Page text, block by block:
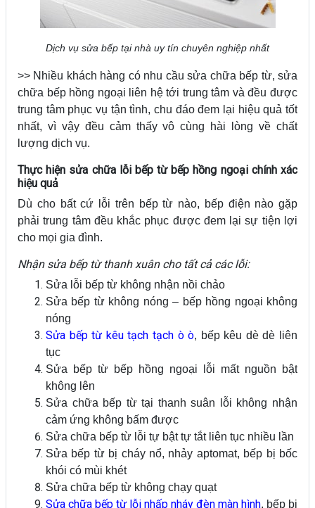
Dịch vụ sửa bếp tại nhà uy tín chuyên nghiệp nhất
>> Nhiều khách hàng có nhu cầu sửa chữa bếp từ, sửa
chữa bếp hồng ngoại liên hệ tới trung tâm và đều được
trung tâm phục vụ tận tình, chu đáo đem lại hiệu quả tốt
nhất, vì vậy đều cảm thấy vô cùng hài lòng về chất
lượng dịch vụ.
Thực hiện sửa chữa lỗi bếp từ bếp hồng ngoại chính xác
hiệu quả
Dù cho bất cứ lỗi trên bếp từ nào, bếp điện nào gặp
phải trung tâm đều khắc phục được đem lại sự tiện lợi
cho mọi gia đình.
Nhận sửa bếp từ thanh xuân cho tất cả các lỗi:
Sửa lỗi bếp từ không nhận nồi chảo
Sửa bếp từ không nóng – bếp hồng ngoại không
nóng
Sửa bếp từ kêu tạch tạch ò ò, bếp kêu dè dè liên
tục
Sửa bếp từ bếp hồng ngoại lỗi mất nguồn bật
không lên
Sửa chữa bếp từ tại thanh suân lỗi không nhận
cảm ứng không bấm được
Sửa chữa bếp từ lỗi tự bật tự tắt liên tục nhiều lần
Sửa bếp từ bị cháy nổ, nhảy aptomat, bếp bị bốc
khói có mùi khét
Sửa chữa bếp từ không chạy quạt
Sửa chữa bếp từ lỗi nhấp nháy đèn màn hình, bếp bị